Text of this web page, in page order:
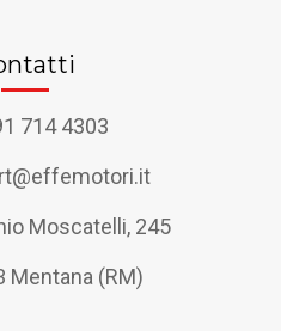
714 4303
Moscatelli, 245
Mentana (RM)